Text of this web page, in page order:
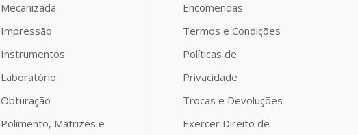
Mecanizada
Impressão
Instrumentos
Laboratório
Obturação
Polimento, Matrizes e
Encomendas
Termos e Condições
Políticas de
Privacidade
Trocas e Devoluções
Exercer Direito de